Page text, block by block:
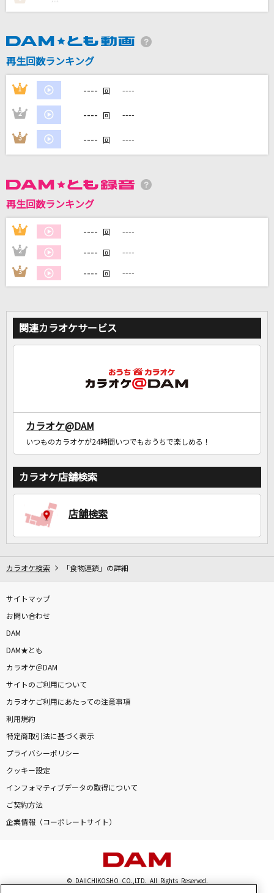
ちゃんみな
アイノウタ
Tani Yuuki
[生音]明日への手紙
手嶌 葵
SUPER BEAVER
ラブソング
マルシィ
DAMに会員登録・ログインして
カラオケをもっと楽しもう！
自宅でカラオケ歌い放題！
家族や友達と一緒に！練習にも！
再生回数ランキング
1 ---- 回 ----
2 ---- 回 ----
3 ---- 回 ----
再生回数ランキング
1 ---- 回 ----
2 ---- 回 ----
3 ---- 回 ----
関連カラオケサービス
カラオケ@DAM
いつものカラオケが24時間いつでもおうちで楽しめる！
カラオケ店舗検索
店舗検索
カラオケ検索 「食物連鎖」の詳細
サイトマップ
お問い合わせ
DAM
DAM★とも
カラオケ＠DAM
サイトのご利用について
カラオケご利用にあたっての注意事項
利用規約
特定商取引法に基づく表示
プライバシーポリシー
クッキー設定
インフォマティブデータの取得について
ご契約方法
企業情報（コーポレートサイト）
© DAIICHIKOSHO CO.,LTD. All Rights Reserved.